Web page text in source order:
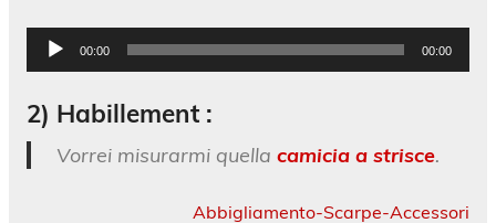
Lecteur
audio00:00 00:00
2) Habillement :
Vorrei misurarmi quella camicia a strisce.
Abbigliamento-Scarpe-Accessori